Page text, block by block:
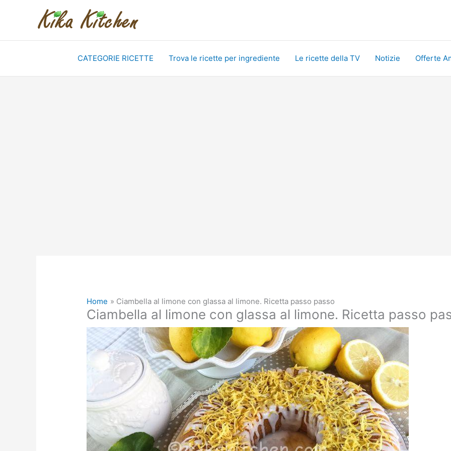
CATEGORIE RICETTE Trova le ricette per ingrediente Le ricette della TV Notizie Offerte
Home Ciambella al limone con glassa al limone. Ricetta passo passo
Ciambella al limone con glassa al limone. Ricetta passo